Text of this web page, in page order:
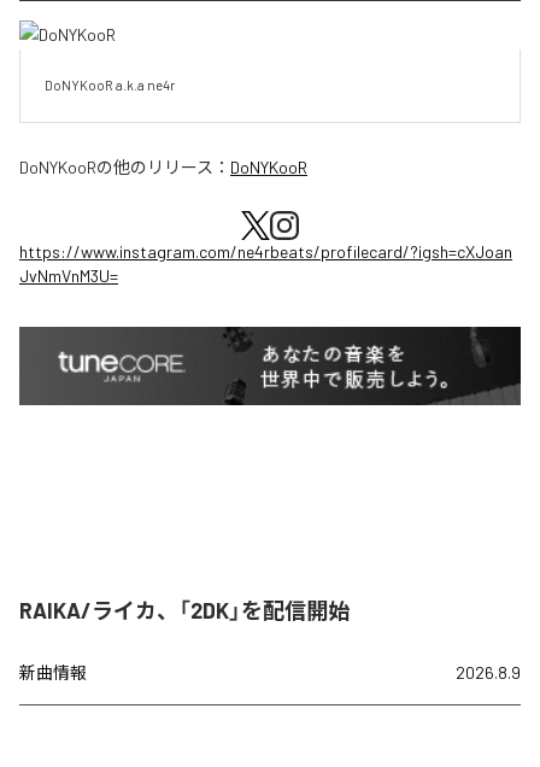
DoNYKooR a.k.a ne4r
DoNYKooRの他のリリース： DoNYKooR
https://www.instagram.com/ne4rbeats/profilecard/?igsh=cXJoan
JvNmVnM3U=
RAIKA/ライカ、「2DK」を配信開始
新曲情報 2026.8.9